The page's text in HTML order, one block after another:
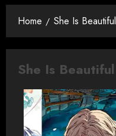
Home She Is Beautiful
She Is Beautiful